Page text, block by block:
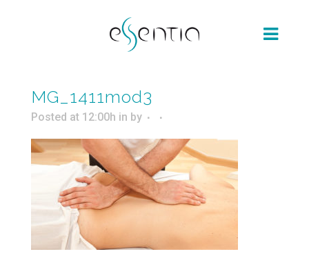
MG_1411mod3
Posted at 12:00h in by